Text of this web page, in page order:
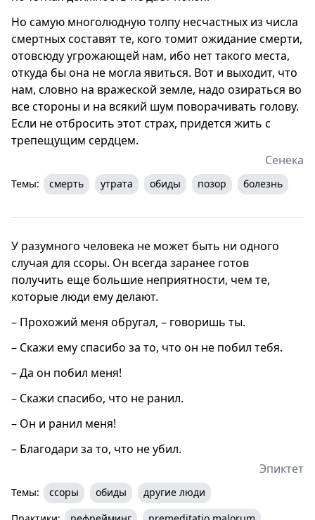
Но самую многолюдную толпу несчастных из числа
смертных составят те, кого томит ожидание смерти,
отовсюду угрожающей нам, ибо нет такого места,
откуда бы она не могла явиться. Вот и выходит, что
нам, словно на вражеской земле, надо озираться во
все стороны и на всякий шум поворачивать голову.
Если не отбросить этот страх, придется жить с
трепещущим сердцем.
Сенека
Темы: смерть утрата обиды позор болезнь
У разумного человека не может быть ни одного
случая для ссоры. Он всегда заранее готов
получить еще большие неприятности, чем те,
которые люди ему делают.
– Прохожий меня обругал, – говоришь ты.
– Скажи ему спасибо за то, что он не побил тебя.
– Да он побил меня!
– Скажи спасибо, что не ранил.
– Он и ранил меня!
– Благодари за то, что не убил.
Эпиктет
Темы: ссоры обиды
другие люди